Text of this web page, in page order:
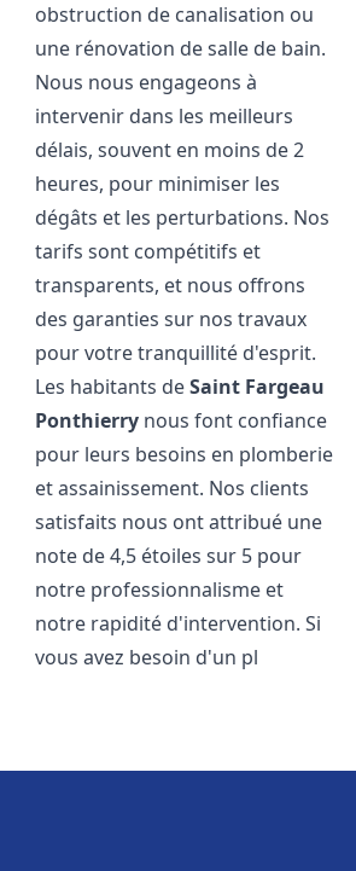
obstruction de canalisation ou
une rénovation de salle de bain.
Nous nous engageons à
intervenir dans les meilleurs
délais, souvent en moins de 2
heures, pour minimiser les
dégâts et les perturbations. Nos
tarifs sont compétitifs et
transparents, et nous offrons
des garanties sur nos travaux
pour votre tranquillité d'esprit.
Les habitants deSaint Fargeau
Ponthierry nous font confiance
pour leurs besoins en plomberie
et assainissement. Nos clients
satisfaits nous ont attribué une
note de 4,5 étoiles sur 5 pour
notre professionnalisme et
notre rapidité d'intervention. Si
vous avez besoin d'un pl